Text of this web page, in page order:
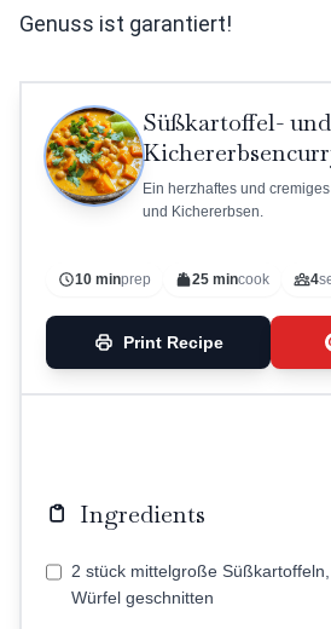
Genuss ist garantiert!
Süßkartoffel- und
Ein herzhaftes und
und Kichererbsen.
10 minprep 25 mincook 4
Print Recipe
Ingredients
2 stück mittelgroße
Würfel geschnitten